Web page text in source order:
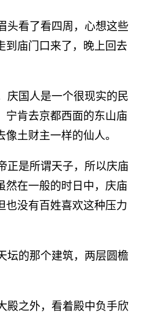
看了看四周，心想这些
到庙门口来了，晚上回去
国人是一个很现实的民
肯去京都西面的东山庙
土财主一样的仙人。
是所谓天子，所以庆庙
然在一般的时日中，庆庙
也没有百姓喜欢这种压力
的那个建筑，两层圆檐
之外，看着殿中负手欣